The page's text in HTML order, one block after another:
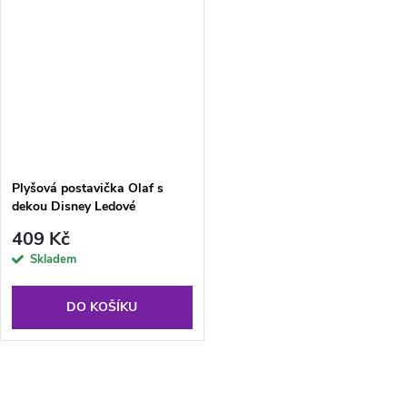
Plyšová postavička Olaf s
dekou Disney Ledové
vícebarevná
409 Kč
Skladem
DO KOŠÍKU